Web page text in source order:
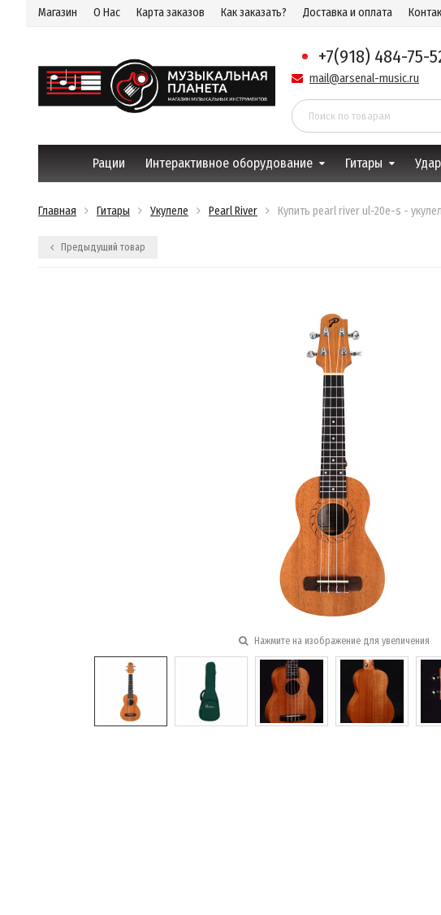
Магазин О Нас Карта заказов Как заказать? Доставка и оплата
+7(918) 484-75-
mail@arsenal-music.ru
Рации Интерактивное оборудование Гитары
Главная Гитары Укулеле Pearl River Купить pearl river ul-20e-s -
Предыдущий товар
Нажмите на изображение для увеличения